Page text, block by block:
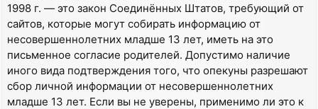
1998 г. — это закон Соединённых Штатов, требующий от
сайтов, которые могут собирать информацию от
несовершеннолетних младше 13 лет, иметь на это
письменное согласие родителей. Допустимо наличие
иного вида подтверждения того, что опекуны разрешают
сбор личной информации от несовершеннолетних
младше 13 лет. Если вы не уверены, применимо ли это к